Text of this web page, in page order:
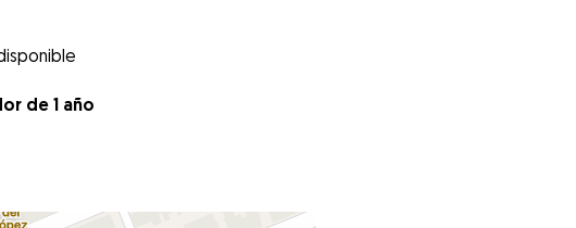
de 1 año